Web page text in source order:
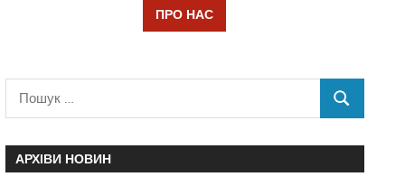
ПРО НАС
АРХІВИ НОВИН